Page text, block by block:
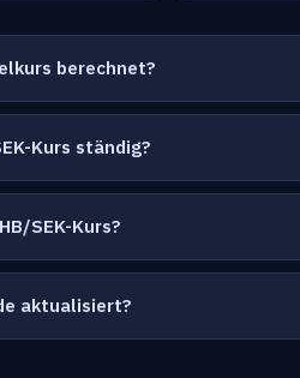
berechnet?
Kurs ständig?
SEK-Kurs?
aktualisiert?